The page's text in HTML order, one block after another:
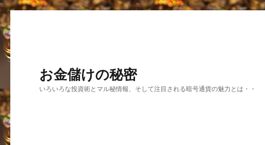
お金儲けの秘密
いろいろな投資術とマル秘情報、そして注目される暗号通貨の魅力とは・・